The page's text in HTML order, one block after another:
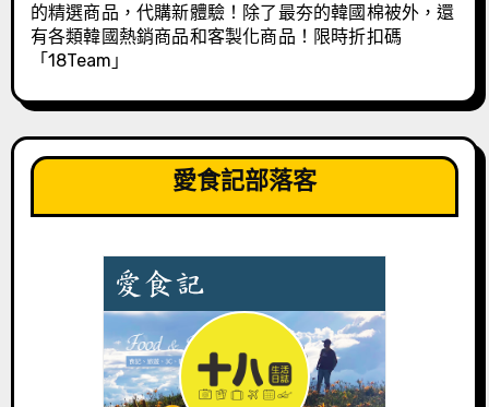
的精選商品，代購新體驗！除了最夯的韓國棉被外，還
有各類韓國熱銷商品和客製化商品！限時折扣碼
「18Team」
愛食記部落客